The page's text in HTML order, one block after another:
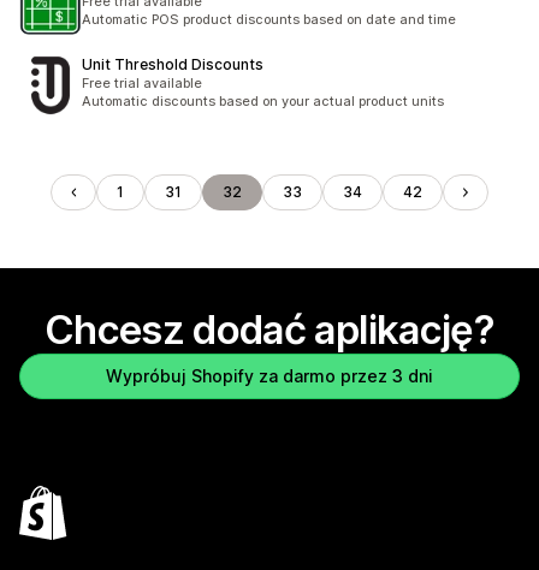
Automatic POS product discounts based on date and time
Unit Threshold Discounts
Free trial available
Automatic discounts based on your actual product units
1 31 32 33 34 42
Chcesz dodać aplikację?
Wypróbuj Shopify za darmo przez 3 dni